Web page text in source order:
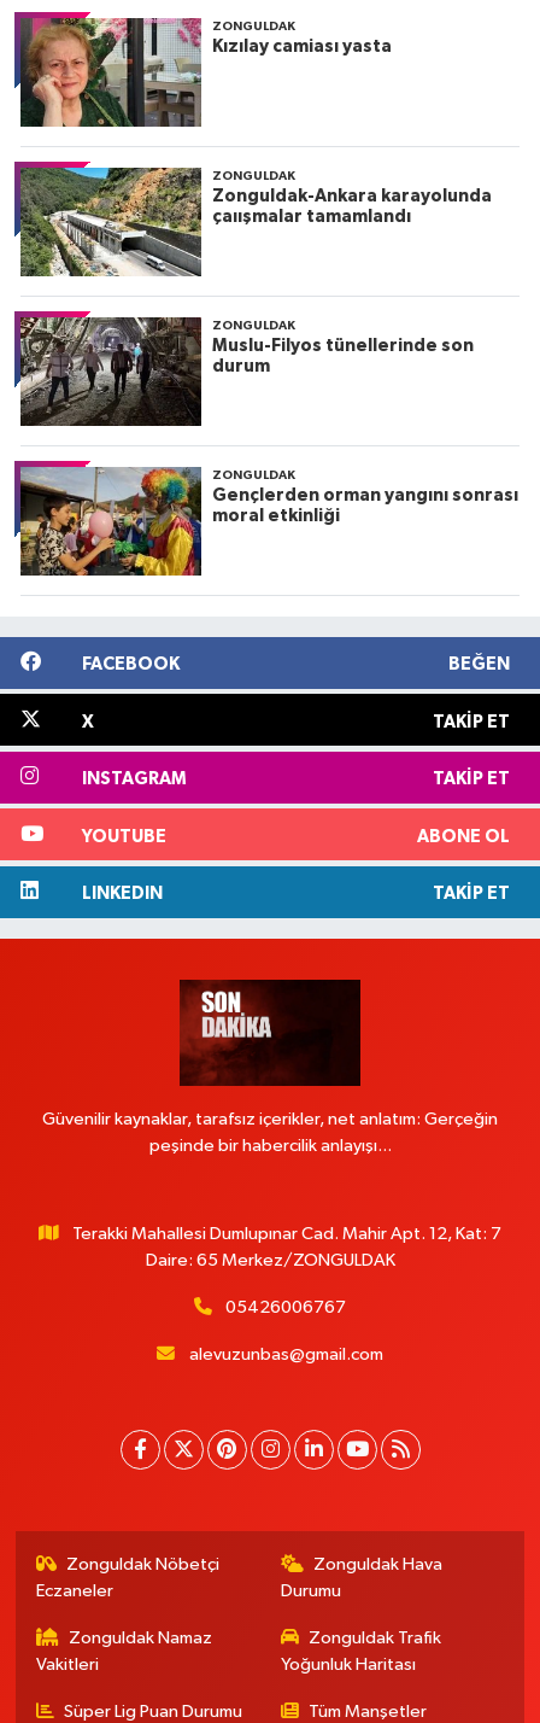
ZONGULDAK
Kızılay camiası yasta
ZONGULDAK
Zonguldak-Ankara karayolunda
çaıışmalar tamamlandı
ZONGULDAK
Muslu-Filyos tünellerinde son
durum
ZONGULDAK
Gençlerden orman yangını sonrası
moral etkinliği
FACEBOOK BEĞEN
X TAKIP ET
INSTAGRAM TAKIP ET
YOUTUBE ABONE OL
LINKEDIN TAKIP ET
Güvenilir kaynaklar, tarafsız içerikler, net anlatım: Gerçeğin
peşinde bir habercilik anlayışı...
Terakki Mahallesi Dumlupınar Cad. Mahir Apt. 12, Kat: 7
Daire: 65 Merkez/ZONGULDAK
05426006767
alevuzunbas@gmail.com
Zonguldak Nöbetçi
Eczaneler
Zonguldak Hava
Durumu
Zonguldak Namaz
Vakitleri
Zonguldak Trafik
Yoğunluk Haritası
Süper Lig Puan Durumu Tüm Manşetler